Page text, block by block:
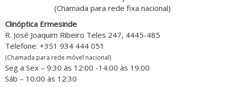
(Chamada para rede fixa nacional)
Clinóptica Ermesinde
R. José Joaquim Ribeiro Teles 247, 4445-485
Telefone: +351 934 444 051
(Chamada para rede móvel nacional)
Seg a Sex – 9:30 às 12:00 -14:00 às 19:00
Sáb – 10:00 às 12:30